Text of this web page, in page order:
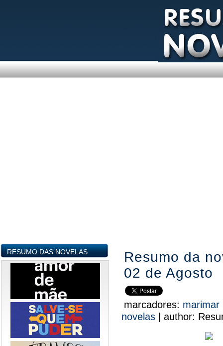
RESUMO DAS NOVELAS
Resumo da
02 de Agosto
marcadores: marimar
novelas | author: